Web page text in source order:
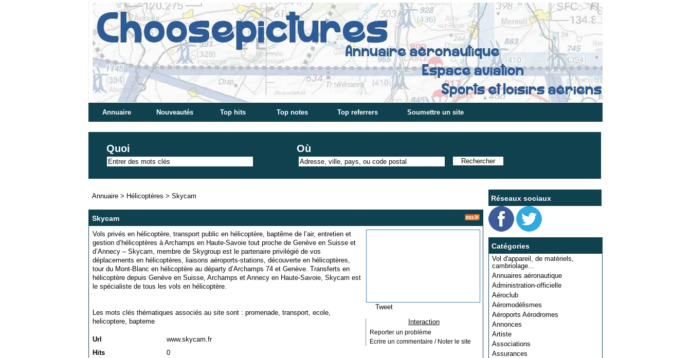
Annuaire Nouveautés Top hits Top notes Top referrers Soumettre un site
Quoi Où
Réseaux sociaux
Catégories
Vol d'appareil, de matériels,
cambriolage...
Annuaires aéronautique
Administration-officielle
Aéroclub
Aéromodèlismes
Aéroports Aérodromes
Annonces
Artiste
Associations
Assurances
Annuaire > Hélicoptères > Skycam
Skycam
Vols privés en hélicoptère, transport public en hélicoptère, baptême de l’air, entretien et
gestion d’hélicoptères à Archamps en Haute-Savoie tout proche de Genève en Suisse et
d’Annecy – Skycam, membre de Skygroup est le partenaire privilégié de vos
déplacements en hélicoptères, liaisons aéroports-stations, découverte en hélicoptères,
tour du Mont-Blanc en hélicoptère au départy d’Archamps 74 et Genève. Transferts en
hélicoptère depuis Genève en Suisse, Archamps et Annecy en Haute-Savoie, Skycam est
le spécialiste de tous les vols en hélicoptère.
Les mots clés thématiques associés au site sont : promenade, transport, ecole,
helicoptere, bapteme
Url
www.skycam.fr
Hits
0
Tweet
Interaction
Reporter un problème
Ecrire un commentaire / Noter le site